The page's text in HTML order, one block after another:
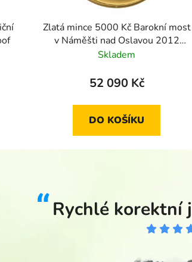
Zlatá mince 5000 Kč Barokní most
v Náměšti nad Oslavou 2012
standard
Skladem
52 090 Kč
DO KOŠÍKU
Rychlé korektní